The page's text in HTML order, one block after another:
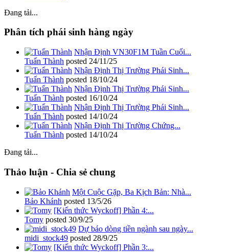
Đang tải...
Phân tích phái sinh hàng ngày
Nhận Định VN30F1M Tuần Cuối...
Tuấn Thành posted 24/11/25
Nhận Định Thị Trường Phái Sinh...
Tuấn Thành posted 18/10/24
Nhận Định Thị Trường Phái Sinh...
Tuấn Thành posted 16/10/24
Nhận Định Thị Trường Phái Sinh...
Tuấn Thành posted 14/10/24
Nhận Định Thị Trường Chứng...
Tuấn Thành posted 14/10/24
Đang tải...
Thảo luận - Chia sẻ chung
Một Cuộc Gặp, Ba Kịch Bản: Nhà...
Bảo Khánh posted 13/5/26
[Kiến thức Wyckoff] Phần 4:...
Tomy posted 30/9/25
Dự báo dòng tiền ngành sau ngày...
midi_stock49 posted 28/9/25
[Kiến thức Wyckoff] Phần 3:...